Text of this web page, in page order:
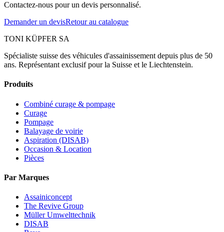
Contactez-nous pour un devis personnalisé.
Demander un devisRetour au catalogue
TONI KÜPFER SA
Spécialiste suisse des véhicules d'assainissement depuis plus de 50
ans. Représentant exclusif pour la Suisse et le Liechtenstein.
Produits
Combiné curage & pompage
Curage
Pompage
Balayage de voirie
Aspiration (DISAB)
Occasion & Location
Pièces
Par Marques
Assainiconcept
The Revive Group
Müller Umwelttechnik
DISAB